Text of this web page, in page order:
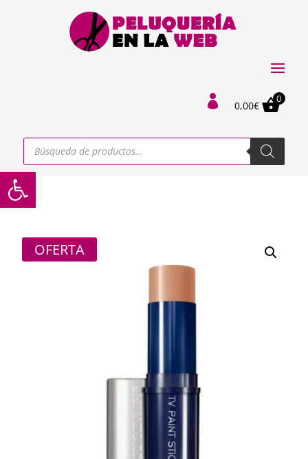
Abrir barra de herramientas
 0,00€
0
Búsqueda
productos
OFERTA